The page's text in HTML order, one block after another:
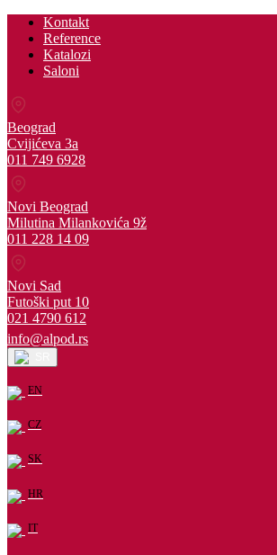
Kontakt
Reference
Katalozi
Saloni
Beograd
Cvijićeva 3a
011 749 6928
Novi Beograd
Milutina Milankovića 9ž
011 228 14 09
Novi Sad
Futoški put 10
021 4790 612
info@alpod.rs
EN
CZ
SK
HR
IT